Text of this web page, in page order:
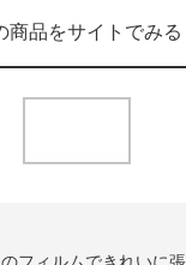
商品をサイトでみる